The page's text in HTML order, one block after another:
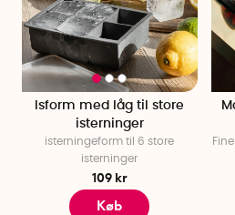
Isform med låg til store
isterninger
isterningeform til 6 store
isterninger
109 kr
Køb